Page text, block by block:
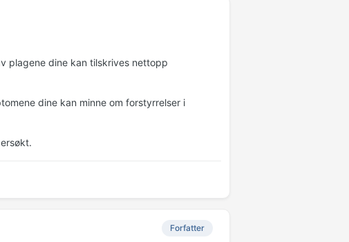
plagene dine kan tilskrives nettopp
dine kan minne om forstyrrelser i
Forfatter